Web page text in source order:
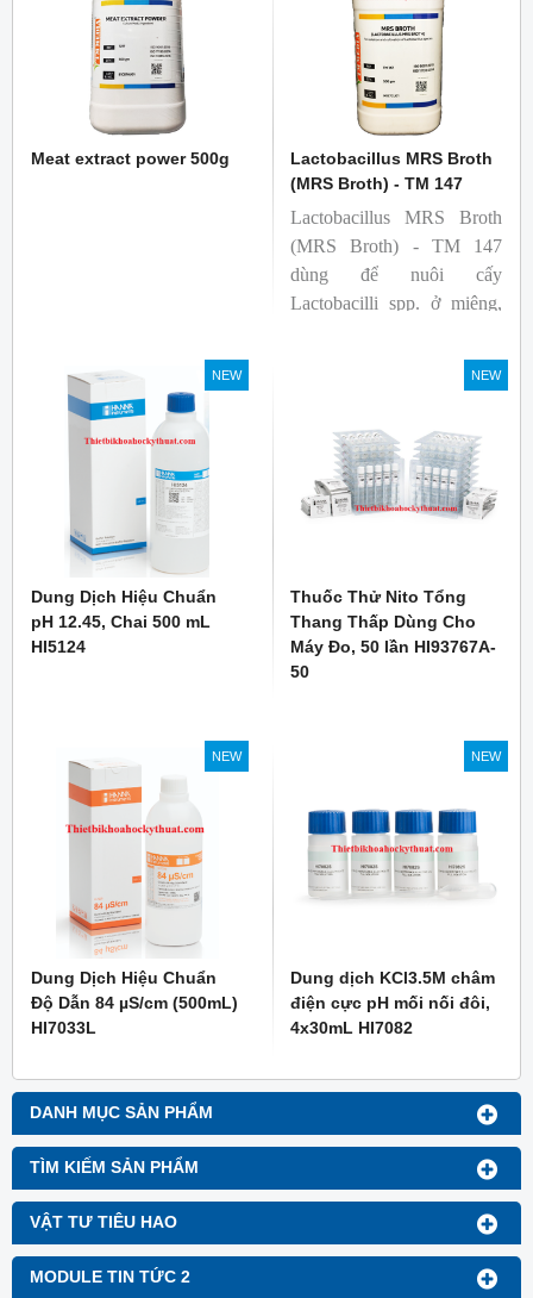
DANH MỤC SẢN PHẨM
TÌM KIẾM SẢN PHẨM
VẬT TƯ TIÊU HAO
MODULE TIN TỨC 2
Meat extract power 500g
Lactobacillus MRS Broth
(MRS Broth) - TM 147
Lactobacillus MRS Broth
(MRS Broth) - TM 147
dùng để nuôi cấy
Lactobacilli spp. ở miệng,
NEW
Dung Dịch Hiệu Chuẩn
pH 12.45, Chai 500 mL
HI5124
NEW
Thuốc Thử Nito Tổng
Thang Thấp Dùng Cho
Máy Đo, 50 lần HI93767A-
50
NEW
Dung Dịch Hiệu Chuẩn
Độ Dẫn 84 µS/cm (500mL)
HI7033L
NEW
Dung dịch KCl3.5M châm
điện cực pH mối nối đôi,
4x30mL HI7082